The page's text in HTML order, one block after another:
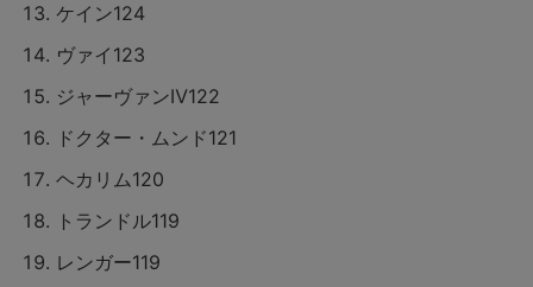
ケイン124
ヴァイ123
ジャーヴァンⅣ122
ドクター・ムンド121
ヘカリム120
トランドル119
レンガー119